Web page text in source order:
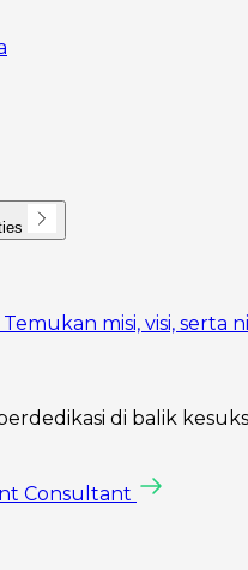
misi, visi,
di balik
Consultant